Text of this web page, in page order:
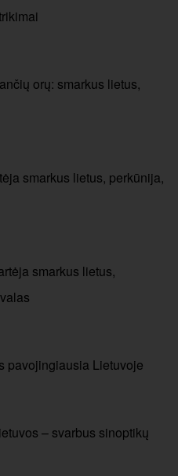
orų: smarkus lietus,
smarkus lietus, perkūnija,
smarkus lietus,
pavojingiausia Lietuvoje
– svarbus sinoptikų